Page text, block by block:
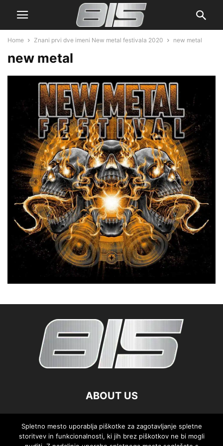
Home Znani prvi dve imeni New metal festivala 2020 new metal
new metal
ABOUT US
FOLLOW US
Spletno mesto uporablja piškotke za zagotavljanje spletne
storitvev in funkcionalnosti, ki jih brez piškotkov ne bi mogli